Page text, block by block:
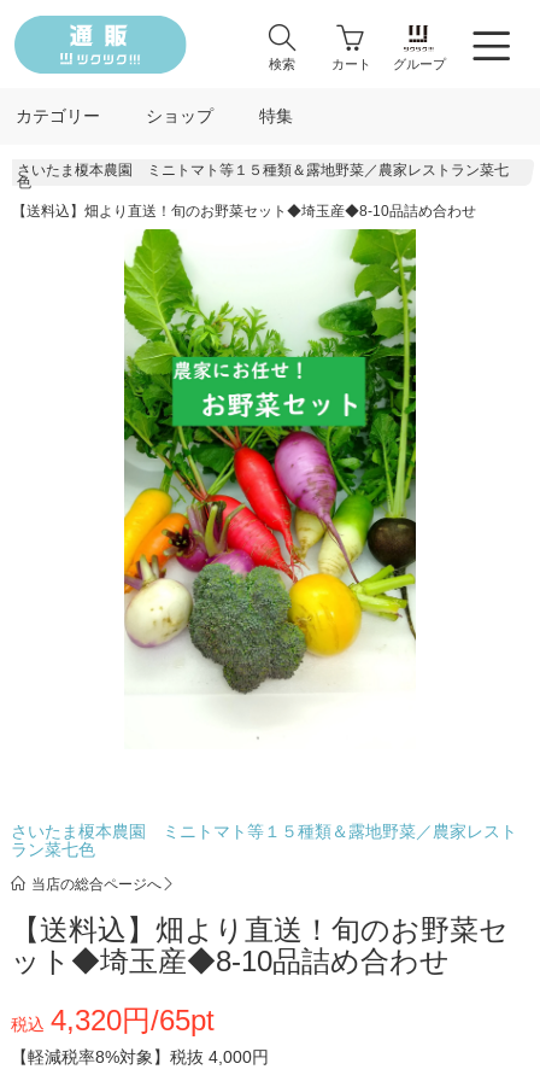
検索 カート グループ
カテゴリー ショップ 特集
さいたま榎本農園 ミニトマト等１５種類＆露地野菜／農家レストラン菜七
色
【送料込】畑より直送！旬のお野菜セット◆埼玉産◆8-10品詰め合わせ
さいたま榎本農園 ミニトマト等１５種類＆露地野菜／農家レスト
ラン菜七色
当店の総合ページへ
【送料込】畑より直送！旬のお野菜セ
ット◆埼玉産◆8-10品詰め合わせ
税込 4,320円/65pt
【軽減税率8%対象】 税抜 4,000円